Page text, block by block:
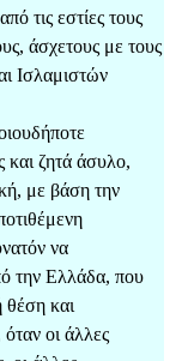
τις εστίες τους
άσχετους με τους
Ισλαμιστών
και ζητά άσυλο,
με βάση την
να
την Ελλάδα, που
θέση και
οι άλλες